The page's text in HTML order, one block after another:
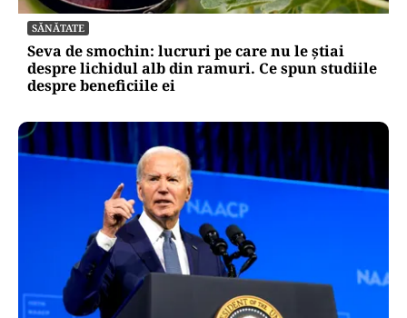
SĂNĂTATE
Seva de smochin: lucruri pe care nu le știai
despre lichidul alb din ramuri. Ce spun studiile
despre beneficiile ei